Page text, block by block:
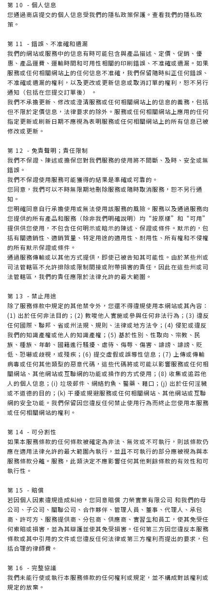
第 10 - 個人信息
您通過商店提交的個人信息受我們的隱私政策保護。查看我們的隱私政
策。
第 11 - 錯誤、不准確和遺漏
我們的網站或服務中的信息有時可能包含與產品描述、定價、促銷、優
惠、產品運費、運輸時間和可用性相關的印刷錯誤、不准確或遺漏。如果
服務或任何相關網站上的任何信息不准確，我們保留隨時糾正任何錯誤、
不准確或遺漏的權利，以及更改或更新信息或取消訂單的權利，恕不另行
通知（包括在您提交訂單後） 。
我們不承擔更新、修改或澄清服務或任何相關網站上的信息的義務，包括
但不限於定價信息，法律要求的除外。服務或任何相關網站上應用的任何
指定更新或刷新日期不應視為表明服務或任何相關網站上的所有信息已被
修改或更新。
第 12 - 免責聲明；責任限制
我們不保證、陳述或擔保您對我們服務的使用將不間斷、及時、安全或無
錯誤。
我們不保證使用服務可能獲得的結果是準確或可靠的。
您同意，我們可以不時無限期地刪除服務或隨時取消服務，恕不另行通
知。
您明確同意自行承擔使用或無法使用該服務的風險。服務以及通過服務向
您提供的所有產品和服務（除非我們明確說明）均“按原樣”和“可用”
提供供您使用，不包含任何明示或暗示的陳述、保證或條件。默示的，包
括有關適銷性、適銷質量、特定用途的適用性、耐用性、所有權和不侵權
的所有默示保證或條件。
通過服務傳輸或以其他方式提供，即使已被告知其可能性。由於某些州或
司法管轄區不允許排除或限制間接或附帶損害的責任，因此在這些州或司
法管轄區，我們的責任應限於法律允許的最大範圍。
第 13 - 禁止用途
除了服務條款中規定的其他禁令外，您還不得違規使用本網站或其內容：
(1) 出於任何非法目的；(2) 教唆他人實施或參與任何非法行為；(3) 違反
任何國際、聯邦、省或州法規、規則、法律或地方法令；(4) 侵犯或違反
我們的知識產權或他人的知識產權；(5) 基於性別、性取向、宗教、民
族、種族、年齡、國籍進行騷擾、虐待、侮辱、傷害、誹謗、誹謗、貶
低、恐嚇或歧視，或殘疾；(6) 提交虛假或誤導性信息；(7) 上傳或傳輸
病毒或任何其他類型的惡意代碼，這些代碼將或可能以影響服務或任何相
關網站、其他網站或互聯網的功能或操作的方式使用；(8) 收集或追踪他
人的個人信息；(i) 垃圾郵件、網絡釣魚、醫藥、藉口；(j) 出於任何淫穢
或不道德的目的；(k) 干擾或規避服務或任何相關網站、其他網站或互聯
網的安全功能。我們保留因您違反任何禁止使用行為而終止您使用本服務
或任何相關網站的權利。
第 14 - 可分割性
如果本服務條款的任何條款被確定為非法、無效或不可執行，則該條款仍
應在適用法律允許的最大範圍內執行，並且不可執行的部分應被視為與本
服務條款分離。服務，此類決定不應影響任何其他剩餘條款的有效性和可
執行性。
第 15 - 賠償
若因個人因素違規造成糾紛，您同意賠償 力榮實業有限公司 和我們的母
公司、子公司、關聯公司、合作夥伴、管理人員、董事、代理人、承包
商、許可方、服務提供商、分包商、供應商、實習生和員工，使其免受任
何索賠或損害，並為其辯護並使其免受損害。任何第三方因您違反本服務
條款或其中引用的文件或您違反任何法律或第三方權利而提出的要求，包
括合理的律師費。
第 16 - 完整協議
我們未能行使或執行本服務條款的任何權利或規定，並不構成對該權利或
規定的放棄。